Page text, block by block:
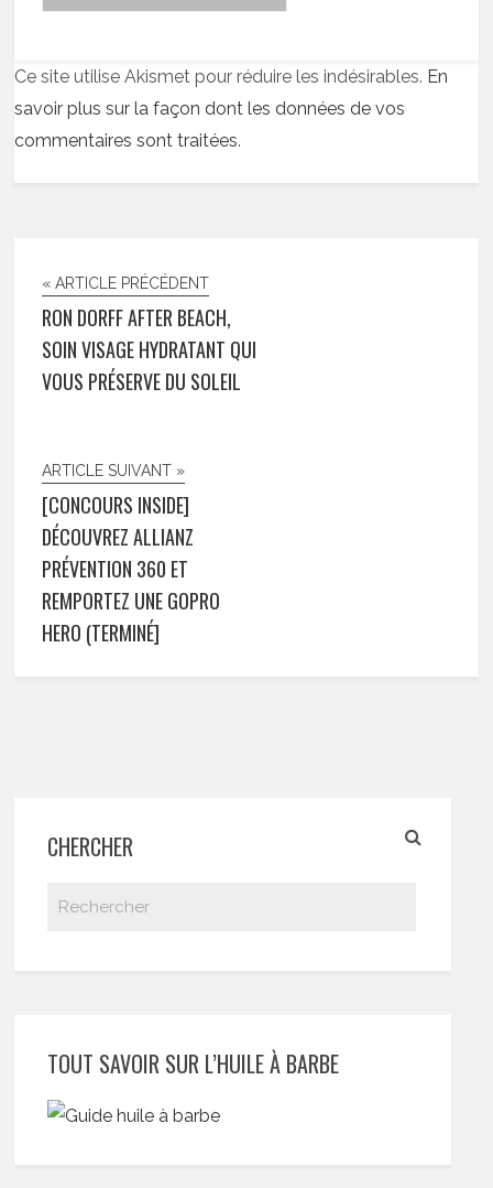
Ce site utilise Akismet pour réduire les indésirables. En
savoir plus sur la façon dont les données de vos
commentaires sont traitées.
« ARTICLE PRÉCÉDENT
RON DORFF AFTER BEACH,
SOIN VISAGE HYDRATANT QUI
VOUS PRÉSERVE DU SOLEIL
ARTICLE SUIVANT »
[CONCOURS INSIDE]
DÉCOUVREZ ALLIANZ
PRÉVENTION 360 ET
REMPORTEZ UNE GOPRO
HERO (TERMINÉ]
CHERCHER
TOUT SAVOIR SUR L’HUILE À BARBE